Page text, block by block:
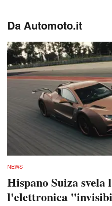
Da Automoto.it
NEWS
Hispano Suiza svela
l'elettronica